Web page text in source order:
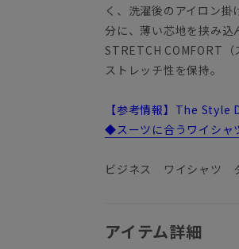
く、洗濯後のアイロン
分に、薄い芯地を挟み込
STRETCH COMFORT
ストレッチ性を保持。
【参考情報】The
◆スーツに合うワイシャ
ビジネス ワイシャツ
アイテム詳細